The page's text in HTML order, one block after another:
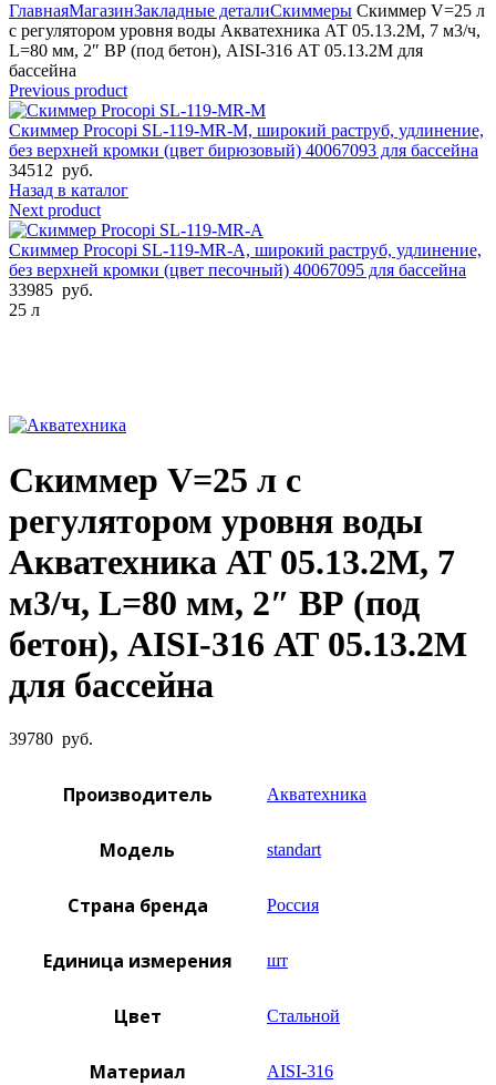
ГлавнаяМагазинЗакладные деталиСкиммеры Скиммер V=25 л
с регулятором уровня воды Акватехника АТ 05.13.2М, 7 м3/ч,
L=80 мм, 2″ ВР (под бетон), AISI-316 АТ 05.13.2М для
бассейна
Previous product
Скиммер Procopi SL-119-MR-M, широкий раструб, удлинение,
без верхней кромки (цвет бирюзовый) 40067093 для бассейна
34512 руб.
Назад в каталог
Next product
Скиммер Procopi SL-119-MR-A, широкий раструб, удлинение,
без верхней кромки (цвет песочный) 40067095 для бассейна
33985 руб.
25 л
Скиммер V=25 л с
регулятором уровня воды
Акватехника АТ 05.13.2М, 7
м3/ч, L=80 мм, 2″ ВР (под
бетон), AISI-316 АТ 05.13.2М
для бассейна
39780 руб.
Производитель Акватехника
Модель standart
Страна бренда Россия
Единица измерения шт
Цвет Стальной
Материал AISI-316